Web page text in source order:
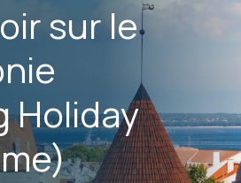
sur le
Holiday